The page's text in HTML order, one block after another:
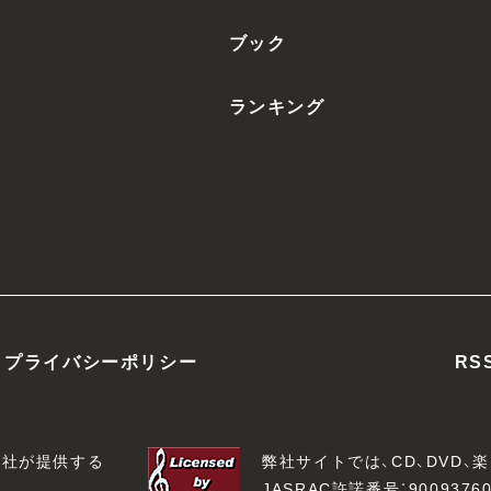
ブック
ランキング
プライバシーポリシー
が提供する
弊社サイトでは、CD、DVD、